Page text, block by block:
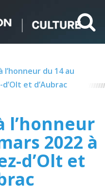
l’honneur du 14 au
et d’Aubrac
l’honneur
2022 à
d’Olt et
Personnaliser